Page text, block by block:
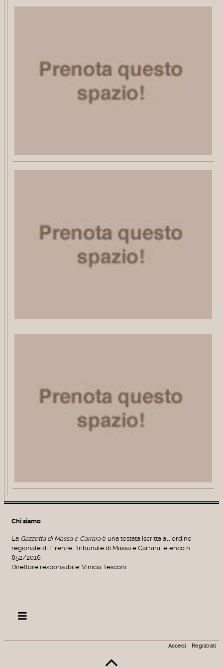
Chi siamo
La Gazzetta di Massa e Carraraè una testata iscritta all'ordine
regionale di Firenze, Tribunale di Massa e Carrara, elenco n.
852/2016
Direttore responsabile: Vinicia Tesconi.
Accedi Registrati